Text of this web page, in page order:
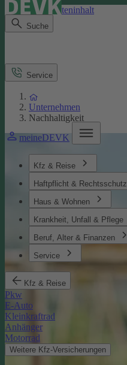
Direkt zum Seiteninhalt
Suche
meineDEVK
Kfz & Reise
Haftpflicht & Rechtsschutz
Haus & Wohnen
Krankheit, Unfall & Pflege
Beruf, Alter & Finanzen
Service
Kfz & Reise
Pkw
E-Auto
Kleinkraftrad
Anhänger
Motorrad
Weitere Kfz-Versicherungen
Service
Unternehmen
Nachhaltigkeit